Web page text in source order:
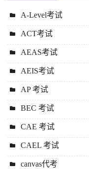
A-Level考试
ACT考试
AEAS考试
AEIS考试
AP 考试
BEC 考试
CAE 考试
CAEL 考试
canvas代考